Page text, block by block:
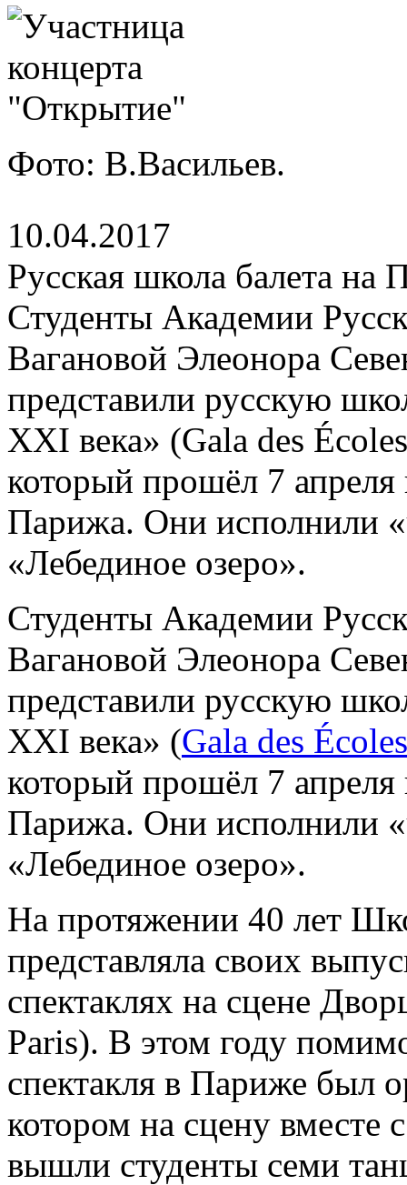
Фото: В.Васильев.
10.04.2017
Русская школа балета на
Студенты Академии
Вагановой Элеонора
представили русскую
XXI века» (Gala des
который прошёл 7
Парижа. Они исполнили
«Лебединое озеро».
Студенты Академии
Вагановой Элеонора
представили русскую
XXI века» (Gala des
который прошёл 7
Парижа. Они исполнили
«Лебединое озеро».
На протяжении 40 лет
представляла своих
спектаклях на сцене
Paris). В этом году
спектакля в Париже был
котором на сцену
вышли студенты семи